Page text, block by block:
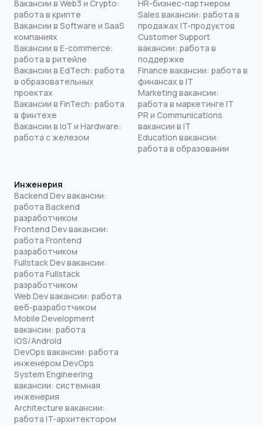
Вакансии в Web3 и Crypto:
работа в крипте
Вакансии в Software и SaaS
компаниях
Вакансии в E-commerce:
работа в ритейле
Вакансии в EdTech: работа
в образовательных
проектах
Вакансии в FinTech: работа
в финтехе
Вакансии в IoT и Hardware:
работа с железом
HR-бизнес-партнером
Sales вакансии: работа в
продажах IT-продуктов
Customer Support
вакансии: работа в
поддержке
Finance вакансии: работа в
финансах в IT
Marketing вакансии:
работа в маркетинге IT
PR и Communications
вакансии в IT
Education вакансии:
работа в образовании
Инженерия
Backend Dev вакансии:
работа Backend
разработчиком
Frontend Dev вакансии:
работа Frontend
разработчиком
Fullstack Dev вакансии:
работа Fullstack
разработчиком
Web Dev вакансии: работа
веб-разработчиком
Mobile Development
вакансии: работа
iOS/Android
DevOps вакансии: работа
инженером DevOps
System Engineering
вакансии: системная
инженерия
Architecture вакансии:
работа IT-архитектором